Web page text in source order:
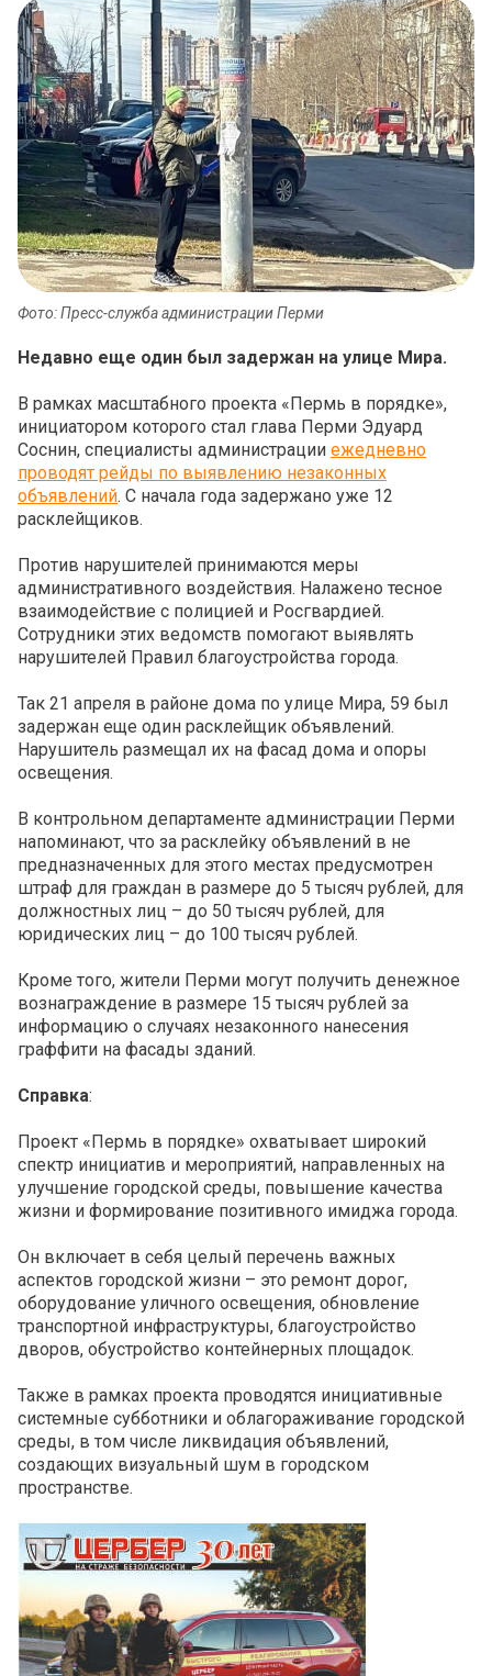
Фото: Пресс-служба администрации Перми
Недавно еще один был задержан на улице Мира.
В рамках масштабного проекта «Пермь в порядке»,
инициатором которого стал глава Перми Эдуард
Соснин, специалисты администрации ежедневно
проводят рейды по выявлению незаконных
объявлений. С начала года задержано уже 12
расклейщиков.
Против нарушителей принимаются меры
административного воздействия. Налажено тесное
взаимодействие с полицией и Росгвардией.
Сотрудники этих ведомств помогают выявлять
нарушителей Правил благоустройства города.
Так 21 апреля в районе дома по улице Мира, 59 был
задержан еще один расклейщик объявлений.
Нарушитель размещал их на фасад дома и опоры
освещения.
В контрольном департаменте администрации Перми
напоминают, что за расклейку объявлений в не
предназначенных для этого местах предусмотрен
штраф для граждан в размере до 5 тысяч рублей, для
должностных лиц – до 50 тысяч рублей, для
юридических лиц – до 100 тысяч рублей.
Кроме того, жители Перми могут получить денежное
вознаграждение в размере 15 тысяч рублей за
информацию о случаях незаконного нанесения
граффити на фасады зданий.
Справка:
Проект «Пермь в порядке» охватывает широкий
спектр инициатив и мероприятий, направленных на
улучшение городской среды, повышение качества
жизни и формирование позитивного имиджа города.
Он включает в себя целый перечень важных
аспектов городской жизни – это ремонт дорог,
оборудование уличного освещения, обновление
транспортной инфраструктуры, благоустройство
дворов, обустройство контейнерных площадок.
Также в рамках проекта проводятся инициативные
системные субботники и облагораживание городской
среды, в том числе ликвидация объявлений,
создающих визуальный шум в городском
пространстве.